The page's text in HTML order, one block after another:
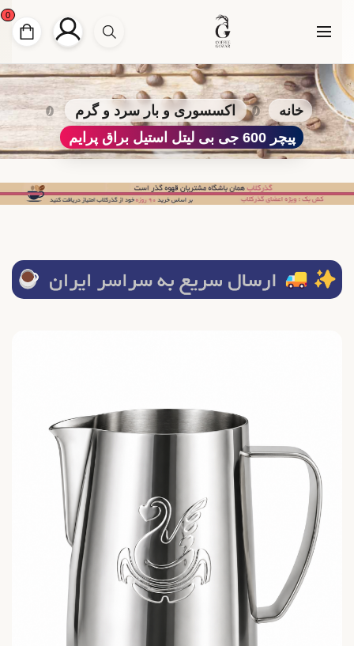
خانه
اکسسوری و بار سرد و گرم
پیچر 600 جی بی لیتل استیل براق پرایم